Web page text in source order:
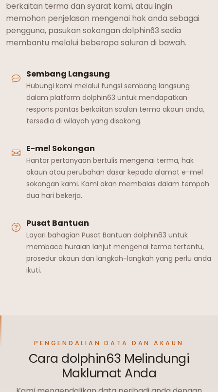
berkaitan terma dan syarat kami, atau ingin
memohon penjelasan mengenai hak anda sebagai
pengguna, pasukan sokongan dolphin63 sedia
membantu melalui beberapa saluran di bawah.
Sembang Langsung
Hubungi kami melalui fungsi sembang langsung
dalam platform dolphin63 untuk mendapatkan
respons pantas berkaitan soalan terma akaun anda,
tersedia di wilayah yang disokong.
E-mel Sokongan
Hantar pertanyaan bertulis mengenai terma, hak
akaun atau perubahan dasar kepada alamat e-mel
sokongan kami. Kami akan membalas dalam tempoh
dua hari bekerja.
Pusat Bantuan
Layari bahagian Pusat Bantuan dolphin63 untuk
membaca huraian lanjut mengenai terma tertentu,
prosedur akaun dan langkah-langkah yang perlu anda
ikuti.
PENGENDALIAN DATA DAN AKAUN
Cara dolphin63 Melindungi
Maklumat Anda